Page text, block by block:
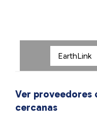
Ver proveedores
cercanas